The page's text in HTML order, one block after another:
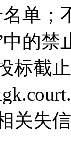
名单；
中的禁
标截
关失